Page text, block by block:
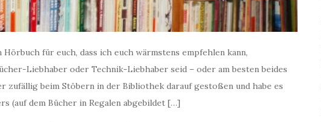
für euch, dass ich euch wärmstens empfehlen kann,
Liebhaber oder Technik-Liebhaber seid – oder am besten beides
zufällig beim Stöbern in der Bibliothek darauf gestoßen und habe es
(auf dem Bücher in Regalen abgebildet […]